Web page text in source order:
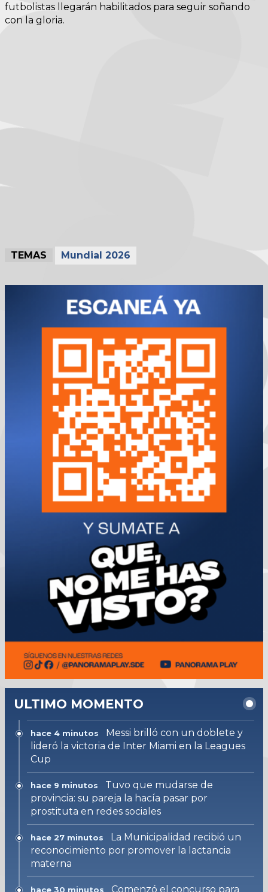
futbolistas llegarán habilitados para seguir soñando
con la gloria.
TEMAS Mundial 2026
ULTIMO MOMENTO
hace 4 minutos
Messi brilló con un doblete y
lideró la victoria de Inter Miami en la Leagues
Cup
hace 9 minutos
Tuvo que mudarse de
provincia: su pareja la hacía pasar por
prostituta en redes sociales
hace 27 minutos
La Municipalidad recibió un
reconocimiento por promover la lactancia
materna
hace 30 minutos Comenzó el concurso para